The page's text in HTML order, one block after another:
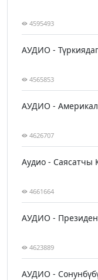
4595493
АУДИО -
4565853
АУДИО -
4626707
Аудио - Саясатчы
4661664
АУДИО -
4623889
АУДИО -